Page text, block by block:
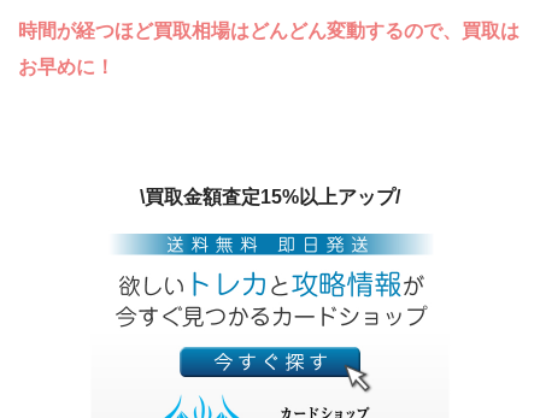
時間が経つほど買取相場はどんどん変動するので、買取は
お早めに！
\買取金額査定15%以上アップ/